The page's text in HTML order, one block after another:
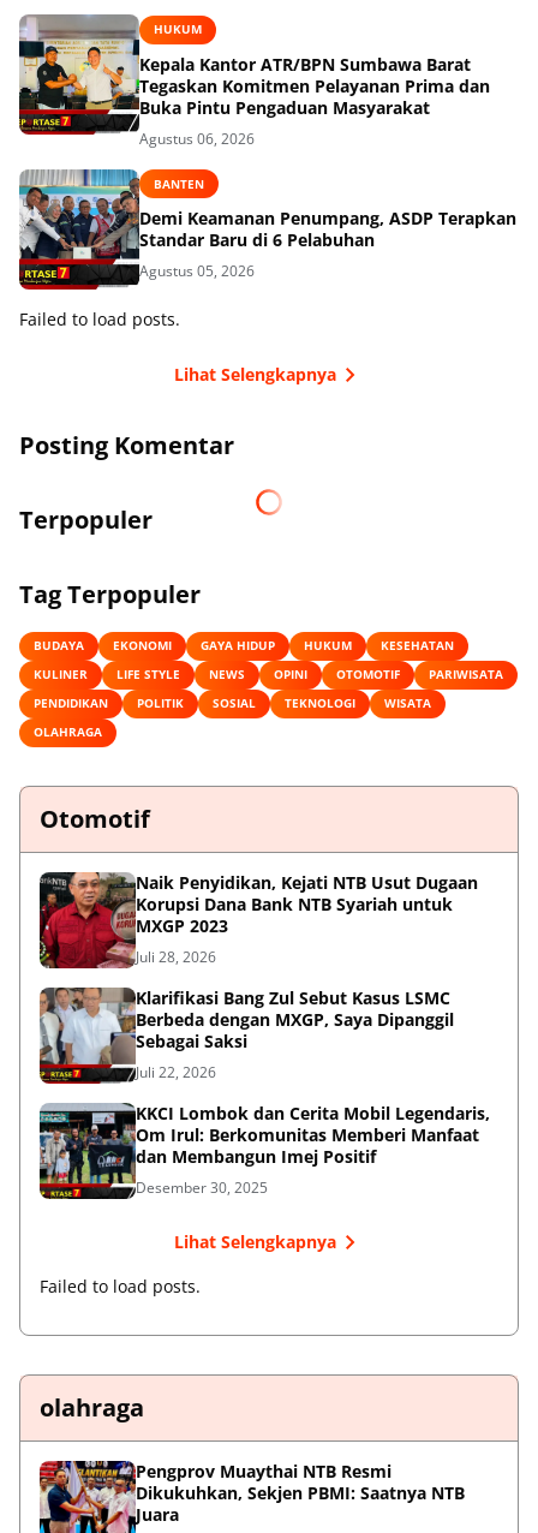
HUKUM
Kepala Kantor ATR/BPN Sumbawa Barat
Tegaskan Komitmen Pelayanan Prima dan
Buka Pintu Pengaduan Masyarakat
Agustus 06, 2026
BANTEN
Demi Keamanan Penumpang, ASDP Terapkan
Standar Baru di 6 Pelabuhan
Agustus 05, 2026
Failed to load posts.
Lihat Selengkapnya
Posting Komentar
Terpopuler
Tag Terpopuler
BUDAYA EKONOMI GAYA HIDUP HUKUM
KESEHATAN
KULINER
LIFE STYLE NEWS OPINI OTOMOTIF
PARIWISATA
PENDIDIKAN
POLITIK SOSIAL TEKNOLOGI
WISATA
OLAHRAGA
Otomotif
Naik Penyidikan, Kejati NTB Usut Dugaan
Korupsi Dana Bank NTB Syariah untuk
MXGP 2023
Juli 28, 2026
Klarifikasi Bang Zul Sebut Kasus LSMC
Berbeda dengan MXGP, Saya Dipanggil
Sebagai Saksi
Juli 22, 2026
KKCI Lombok dan Cerita Mobil Legendaris,
Om Irul: Berkomunitas Memberi Manfaat
dan Membangun Imej Positif
Desember 30, 2025
Lihat Selengkapnya
Failed to load posts.
olahraga
Pengprov Muaythai NTB Resmi
Dikukuhkan, Sekjen PBMI: Saatnya NTB
Juara